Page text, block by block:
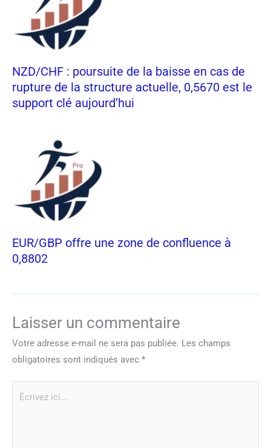
NZD/CHF : poursuite de la baisse en cas de
rupture de la structure actuelle, 0,5670 est le
support clé aujourd’hui
EUR/GBP offre une zone de confluence à
0,8802
Laisser un commentaire
Votre adresse e-mail ne sera pas publiée. Les champs
obligatoires sont indiqués avec *